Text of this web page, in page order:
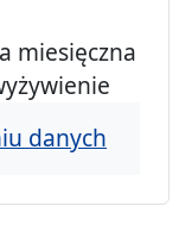
miesięczna
danych